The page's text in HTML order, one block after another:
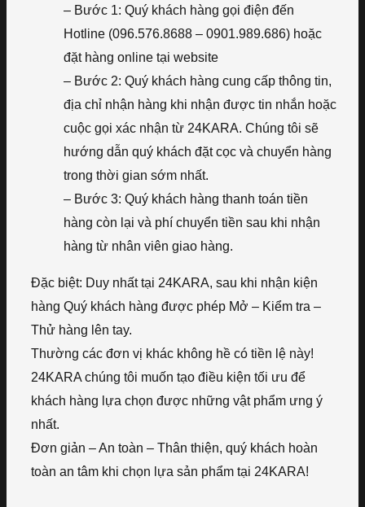
– Bước 1: Quý khách hàng gọi điện đến
Hotline (096.576.8688 – 0901.989.686) hoặc
đặt hàng online tại website
– Bước 2: Quý khách hàng cung cấp thông tin,
địa chỉ nhận hàng khi nhận được tin nhắn hoặc
cuộc gọi xác nhận từ 24KARA. Chúng tôi sẽ
hướng dẫn quý khách đặt cọc và chuyển hàng
trong thời gian sớm nhất.
– Bước 3: Quý khách hàng thanh toán tiền
hàng còn lại và phí chuyển tiền sau khi nhận
hàng từ nhân viên giao hàng.
Đặc biệt: Duy nhất tại 24KARA, sau khi nhận kiện
hàng Quý khách hàng được phép Mở – Kiểm tra –
Thử hàng lên tay.
Thường các đơn vị khác không hề có tiền lệ này!
24KARA chúng tôi muốn tạo điều kiện tối ưu để
khách hàng lựa chọn được những vật phẩm ưng ý
nhất.
Đơn giản – An toàn – Thân thiện, quý khách hoàn
toàn an tâm khi chọn lựa sản phẩm tại 24KARA!